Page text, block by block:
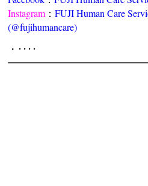
Instagram ：FUJI Human Care
(@fujihumancare)
・････